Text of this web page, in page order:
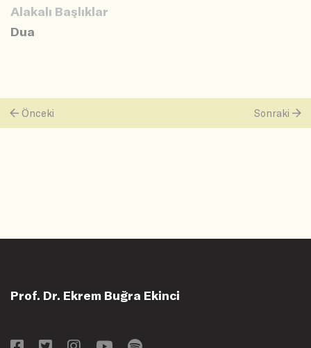
Alakalı Başlıklar
Dua
Önceki Sonraki
Prof. Dr. Ekrem Buğra Ekinci